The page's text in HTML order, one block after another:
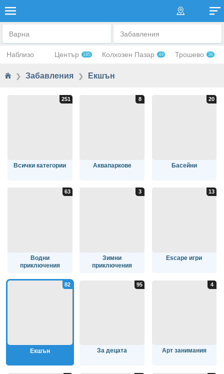
Варна Забавления
Наблизо Център 185 Колхозен Пазар 49 Трошево 36
❯ Забавления ❯ Екшън
Всички категории Аквапаркове Басейни
Водни
приключения
Зимни
приключения
Escape игри
Екшън За децата Арт занимания